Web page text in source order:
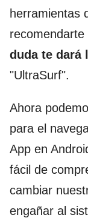
herramientas
duda te dará
"UltraSurf".
Ahora
para el
App en
fácil de
cambiar
engañar al